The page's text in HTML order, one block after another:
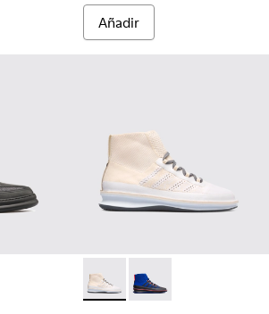
Añadir
Rolling MICHELIN -
Rolling MICHELIN -